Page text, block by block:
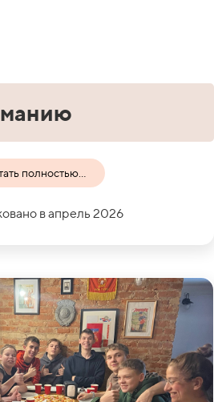
полностью...
в апрель 2026